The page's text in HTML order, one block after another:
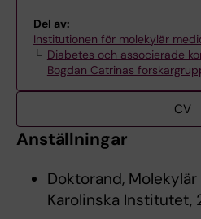
Del av:
Institutionen för molekylär
Diabetes och associerade
Bogdan Catrinas
CV
Anställningar
Doktorand,
Karolinska